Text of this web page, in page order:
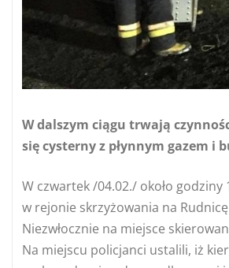
W dalszym ciągu trwają
się cysterny z płynnym gazem i
W czwartek /04.02./ około
w rejonie skrzyżowania na
Niezwłocznie na miejsce
Na miejscu policjanci ustalili, iż